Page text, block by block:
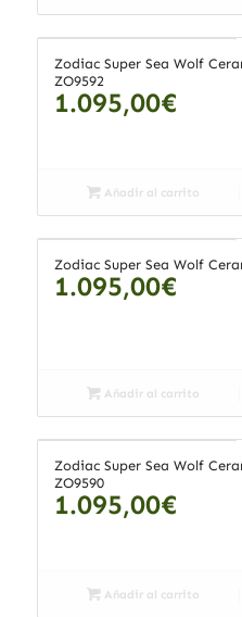
Zodiac Super Sea Wolf
ZO9592
1.095,00€
Añadir al carrito
Zodiac Super Sea Wolf
1.095,00€
Añadir al carrito
Zodiac Super Sea Wolf
ZO9590
1.095,00€
Añadir al carrito